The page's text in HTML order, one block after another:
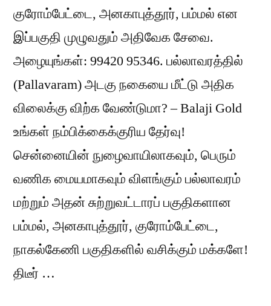
குரோம்பேட்டை, அனகாபுத்தூர், பம்மல் என
இப்பகுதி முழுவதும் அதிவேக சேவை.
அழையுங்கள்: 99420 95346. பல்லாவரத்தில்
(Pallavaram) அடகு நகையை மீட்டு அதிக
விலைக்கு விற்க வேண்டுமா? – Balaji Gold
உங்கள் நம்பிக்கைக்குரிய தேர்வு!
சென்னையின் நுழைவாயிலாகவும், பெரும்
வணிக மையமாகவும் விளங்கும் பல்லாவரம்
மற்றும் அதன் சுற்றுவட்டாரப் பகுதிகளான
பம்மல், அனகாபுத்தூர், குரோம்பேட்டை,
நாகல்கேணி பகுதிகளில் வசிக்கும் மக்களே!
திடீர் …